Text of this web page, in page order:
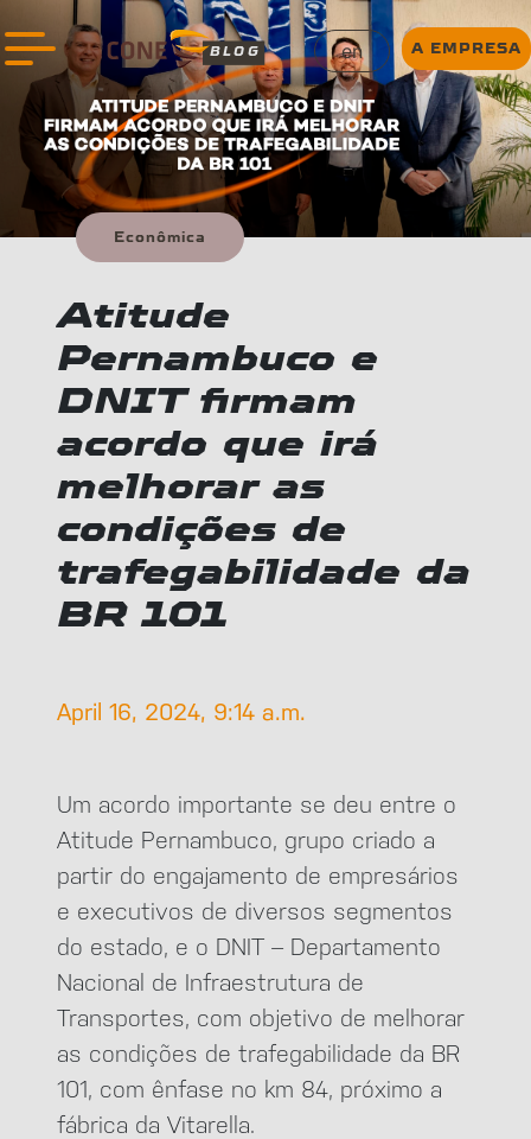
BLOG en A EMPRESA
Econômica
Atitude
Pernambuco e
DNIT firmam
acordo que irá
melhorar as
condições de
trafegabilidade da
BR 101
April 16, 2024, 9:14 a.m.
Um acordo importante se deu entre o
Atitude Pernambuco, grupo criado a
partir do engajamento de empresários
e executivos de diversos segmentos
do estado, e o DNIT – Departamento
Nacional de Infraestrutura de
Transportes, com objetivo de melhorar
as condições de trafegabilidade da BR
101, com ênfase no km 84, próximo a
fábrica da Vitarella.